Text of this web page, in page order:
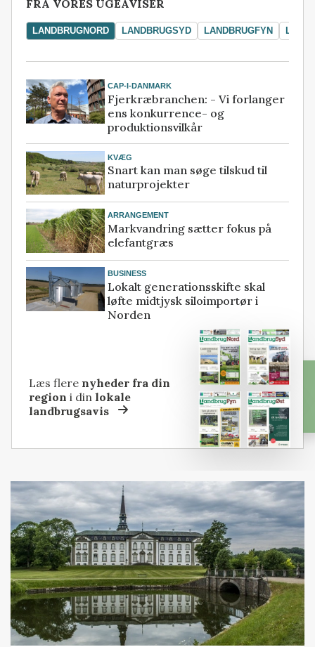
FRA VORES UGEAVISER
LANDBRUGNORD LANDBRUGSYD LANDBRUGFYN
CAP-I-DANMARK
Fjerkræbranchen: - Vi forlanger
ens konkurrence- og
produktionsvilkår
KVÆG
Snart kan man søge tilskud til
naturprojekter
ARRANGEMENT
Markvandring sætter fokus på
elefantgræs
BUSINESS
Lokalt generationsskifte skal
løfte midtjysk siloimportør i
Norden
Læs flere nyheder fra din
region i dinlokale
landbrugsavis